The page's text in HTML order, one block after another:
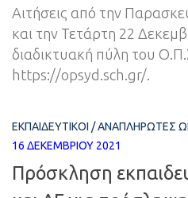
Αιτήσεις από την
και την Τετάρτη 22
διαδικτυακή πύλη του
https://opsyd.sch.gr/.
ΕΚΠΑΙΔΕΥΤΙΚΟΊ /ΑΝΑΠΛΗΡΩΤΈΣ
16 ΔΕΚΕΜΒΡΊΟΥ 2021
Πρόσκληση